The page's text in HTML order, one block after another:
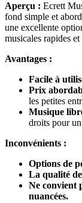
Aperçu : Ecrett
fond simple et
une excellente
musicales rapides et
Avantages :
Facile à
Prix
les petites
Musique
droits pour
Inconvénients :
Options de
La qualité
Ne convient
nuancées.